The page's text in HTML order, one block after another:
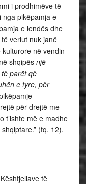
i prodhimëve të
nga pikëpamja e
e lendës dhe
veriut nuk janë
në vendin
shqipës një
parët që
e tyre, për
për drejtë me
t’ishte më e madhe
(fq. 12).
të